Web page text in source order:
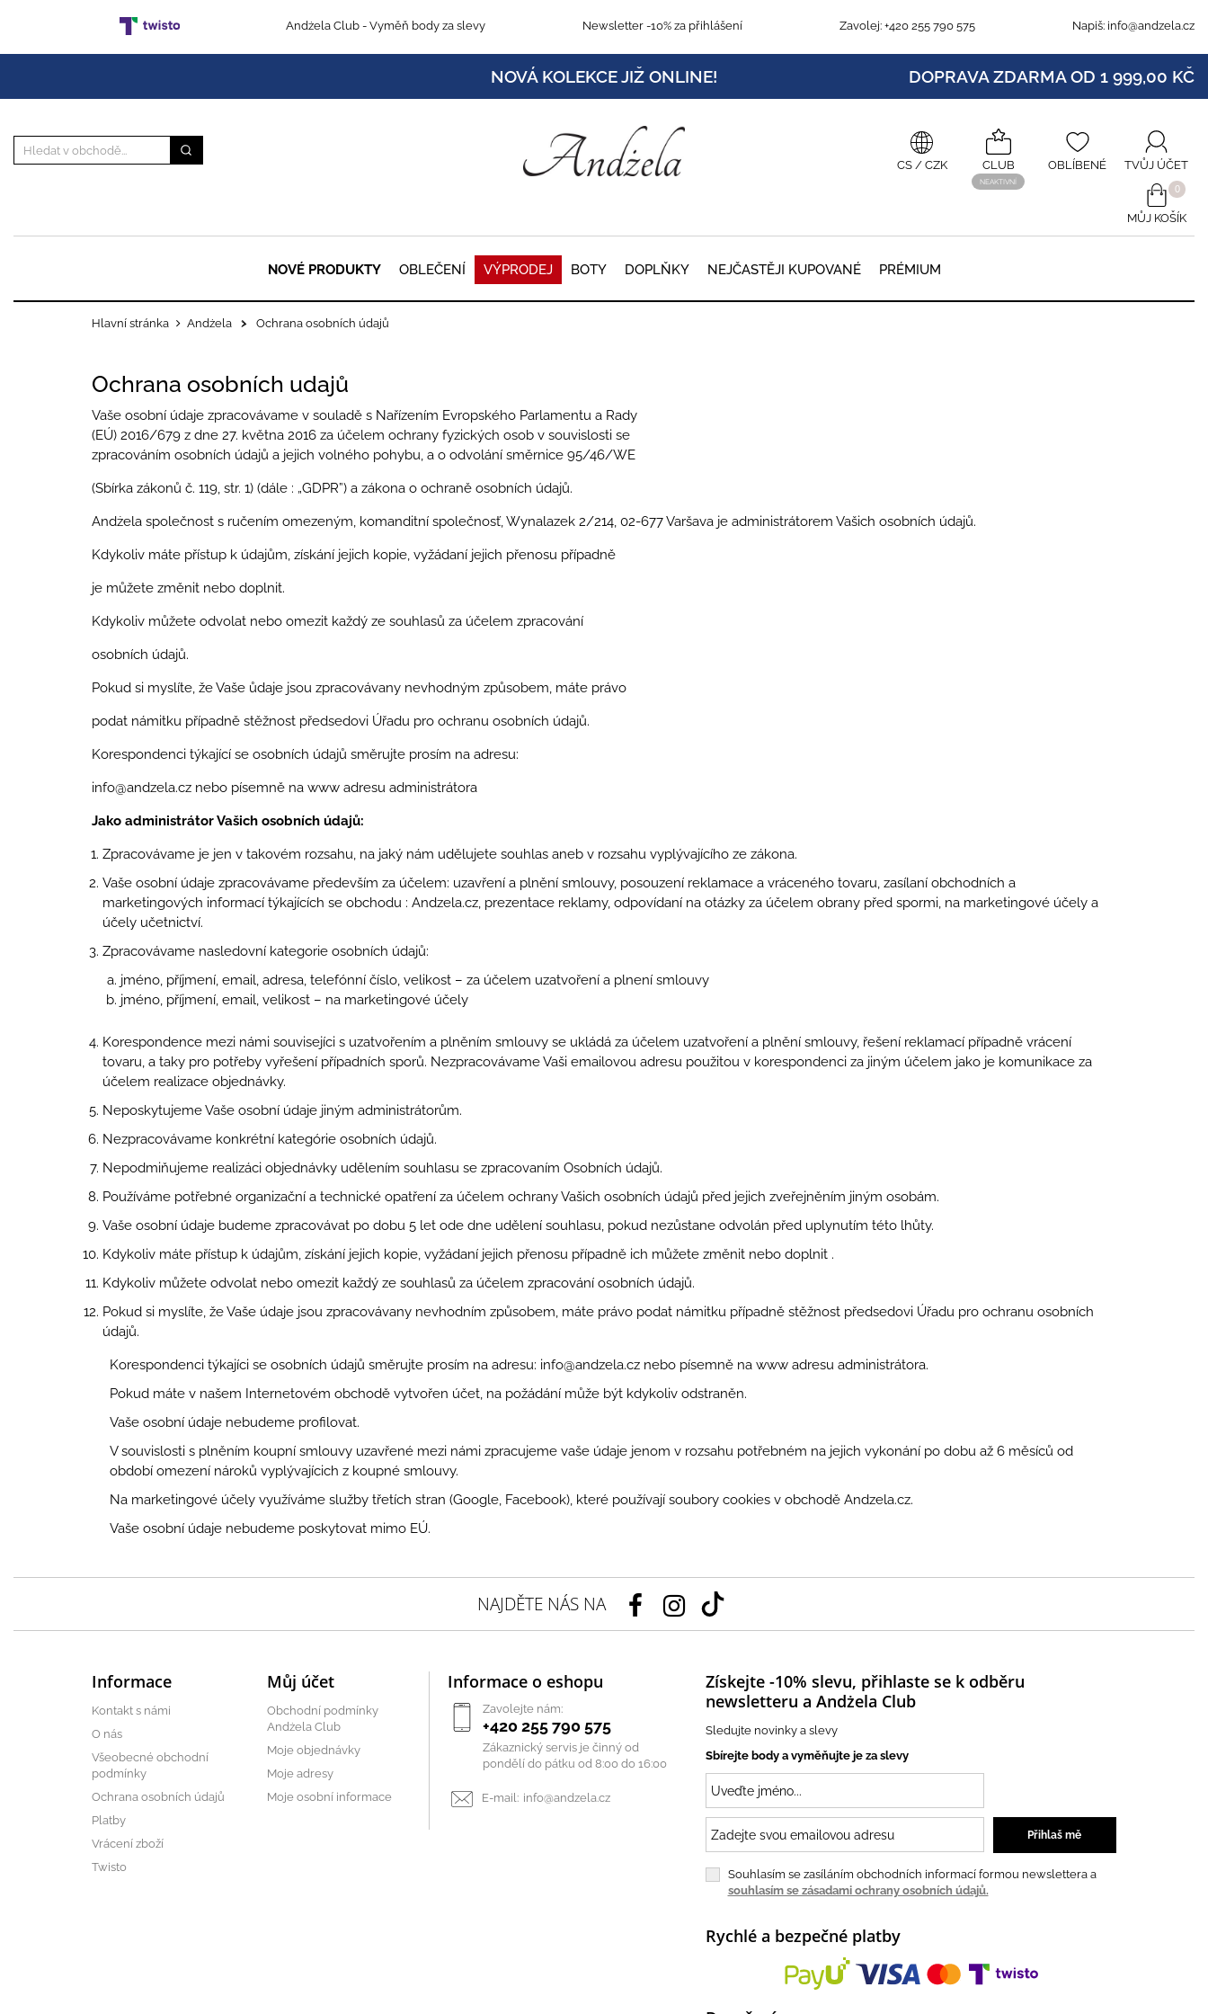
Andżela Club- Vyměň body za slevy Newsletter-10% za přihlášení Zavolej:+420 255 790 575 Napiš: info@andzela.cz
NOVÁ KOLEKCE JIŽ ONLINE! DOPRAVA ZDARMA OD 1 999,00 KČ
CS/ CZK CLUB
NEAKTIVNÍ
OBLÍBENÉ TVŮJ ÚČET
0
MŮJ KOŠÍK
NOVÉ PRODUKTY OBLEČENÍ VÝPRODEJ BOTY DOPLŇKY NEJČASTĚJI KUPOVANÉ PRÉMIUM
Hlavní stránka Andżela > Ochrana osobních údajů
Ochrana osobních udajů
Vaše osobní údaje zpracovávame v souladě s Nařízením Evropského Parlamentu a Rady
(EÚ) 2016/679 z dne 27. května 2016 za účelem ochrany fyzických osob v souvislosti se
zpracováním osobních údajů a jejich volného pohybu, a o odvolání směrnice 95/46/WE
(Sbírka zákonů č. 119, str. 1) (dále : „GDPR”) a zákona o ochraně osobních údajů.
Andżela společnost s ručením omezeným, komanditní společnosť, Wynalazek 2/214, 02-677 Varšava je administrátorem Vašich osobních údajů.
Kdykoliv máte přístup k údajům, získání jejich kopie, vyžádaní jejich přenosu případně
je můžete změnit nebo doplnit.
Kdykoliv můžete odvolat nebo omezit každý ze souhlasů za účelem zpracování
osobních údajů.
Pokud si myslíte, že Vaše ůdaje jsou zpracovávany nevhodným způsobem, máte právo
podat námitku případně stěžnost předsedovi Úřadu pro ochranu osobních údajů.
Korespondenci týkající se osobních údajů směrujte prosím na adresu:
info@andzela.cz nebo písemně na www adresu administrátora
Jako administrátor Vašich osobních údajů:
Zpracovávame je jen v takovém rozsahu, na jaký nám udělujete souhlas aneb v rozsahu vyplývajícího ze zákona.
Vaše osobní údaje zpracovávame především za účelem: uzavření a plnění smlouvy, posouzení reklamace a vráceného tovaru, zasílaní obchodních a
marketingových informací týkajících se obchodu : Andzela.cz, prezentace reklamy, odpovídaní na otázky za účelem obrany před spormi, na marketingové účely a
účely učetnictví.
Zpracovávame nasledovní kategorie osobních údajů:
jméno, příjmení, email, adresa, telefónní číslo, velikost – za účelem uzatvoření a plnení smlouvy
jméno, příjmení, email, velikost – na marketingové účely
Korespondence mezi námi souvisejíci s uzatvořením a plněním smlouvy se ukládá za účelem uzatvoření a plnění smlouvy, řešení reklamací případně vrácení
tovaru, a taky pro potřeby vyřešení případních sporů. Nezpracovávame Vaši emailovou adresu použitou v korespondenci za jiným účelem jako je komunikace za
účelem realizace objednávky.
Neposkytujeme Vaše osobní údaje jiným administrátorům.
Nezpracovávame konkrétní kategórie osobních údajů.
Nepodmiňujeme realizáci objednávky udělením souhlasu se zpracovaním Osobních údajů.
Používáme potřebné organizační a technické opatření za účelem ochrany Vašich osobních údajů před jejich zveřejněním jiným osobám.
Vaše osobní údaje budeme zpracovávat po dobu 5 let ode dne udělení souhlasu, pokud nezůstane odvolán před uplynutím této lhůty.
Kdykoliv máte přístup k údajům, získání jejich kopie, vyžádaní jejich přenosu případně ich můžete změnit nebo doplnit .
Kdykoliv můžete odvolat nebo omezit každý ze souhlasů za účelem zpracování osobních údajů.
Pokud si myslíte, že Vaše údaje jsou zpracovávany nevhodním způsobem, máte právo podat námitku případně stěžnost předsedovi Úřadu pro ochranu osobních
údajů.
Korespondenci týkajíci se osobních údajů směrujte prosím na adresu: info@andzela.cz nebo písemně na www adresu administrátora.
Pokud máte v našem Internetovém obchodě vytvořen účet, na požádání může být kdykoliv odstraněn.
Vaše osobní údaje nebudeme profilovat.
V souvislosti s plněním koupní smlouvy uzavřené mezi námi zpracujeme vaše údaje jenom v rozsahu potřebném na jejich vykonání po dobu až 6 měsíců od
období omezení nároků vyplývajícich z koupné smlouvy.
Na marketingové účely využíváme služby třetích stran (Google, Facebook), které používají soubory cookies v obchodě Andzela.cz.
Vaše osobní údaje nebudeme poskytovat mimo EÚ.
NAJDĚTE NÁS NA
Informace
Kontakt s námi
O nás
Všeobecné obchodní
podmínky
Ochrana osobních údajů
Platby
Vrácení zboží
Twisto
Můj účet
Obchodní podmínky
Andżela Club
Moje objednávky
Moje adresy
Moje osobní informace
Informace o eshopu
Zavolejte nám:
+420 255 790 575
Zákaznický servis je činný od
pondělí do pátku od 8:00 do 16:00
E-mail: info@andzela.cz
Získejte -10% slevu, přihlaste se k odběru
newsletteru a Andżela Club
Sledujte novinky a slevy
Sbírejte body a vyměňujte je za slevy
Souhlasím se zasíláním obchodních informací formou newslettera a
souhlasím se zásadami ochrany osobních údajů.
Rychlé a bezpečné platby